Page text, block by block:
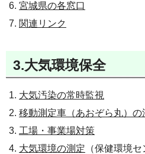
宮城県の各窓口
関連リンク
3.大気環境保全
大気汚染の常時監視
移動測定車（あおぞら丸）の
工場・事業場対策
大気環境の測定 （保健環境